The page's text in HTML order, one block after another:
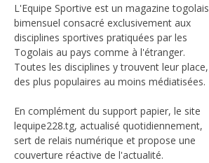
L'Equipe Sportive est un magazine togolais
bimensuel consacré exclusivement aux
disciplines sportives pratiquées par les
Togolais au pays comme à l'étranger.
Toutes les disciplines y trouvent leur place,
des plus populaires au moins médiatisées.
En complément du support papier, le site
lequipe228.tg, actualisé quotidiennement,
sert de relais numérique et propose une
couverture réactive de l'actualité.